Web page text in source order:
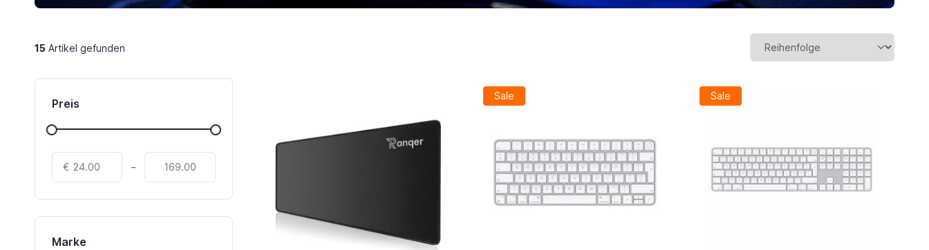
15Artikel gefunden
Preis
€ -
Marke
Sale Sale